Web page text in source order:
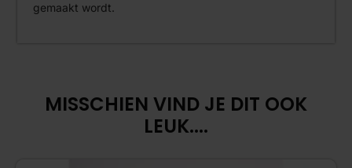
gemaakt wordt.
MISSCHIEN VIND JE DIT OOK
LEUK....